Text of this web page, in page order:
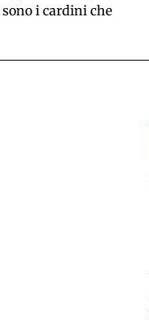
i cardini che